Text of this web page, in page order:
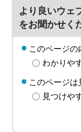
より良いウェ
をお聞かせく
このページの
わかりや
このページは
見つけや